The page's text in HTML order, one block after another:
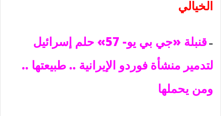
الخيالي
–
قنبلة «جي بي يو- 57» حلم إسرائيل
لتدمير منشأة فوردو الإيرانية .. طبيعتها ..
ومن يحملها